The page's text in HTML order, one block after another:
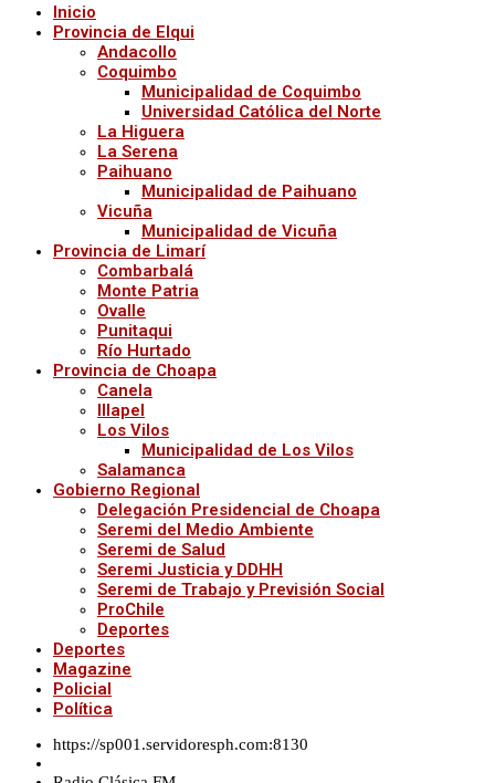
Inicio
Provincia de Elqui
Andacollo
Coquimbo
Municipalidad de Coquimbo
Universidad Católica del Norte
La Higuera
La Serena
Paihuano
Municipalidad de Paihuano
Vicuña
Municipalidad de Vicuña
Provincia de Limarí
Combarbalá
Monte Patria
Ovalle
Punitaqui
Río Hurtado
Provincia de Choapa
Canela
Illapel
Los Vilos
Municipalidad de Los Vilos
Salamanca
Gobierno Regional
Delegación Presidencial de Choapa
Seremi del Medio Ambiente
Seremi de Salud
Seremi Justicia y DDHH
Seremi de Trabajo y Previsión Social
ProChile
Deportes
Deportes
Magazine
Policial
Política
https://sp001.servidoresph.com:8130